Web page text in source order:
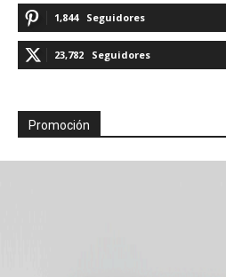
1,844 Seguidores
23,782 Seguidores
Promoción